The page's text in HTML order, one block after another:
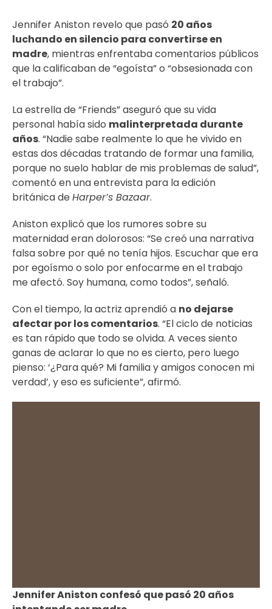
Jennifer Aniston revelo que pasó 20 años
luchando en silencio para convertirse en
madre, mientras enfrentaba comentarios públicos
que la calificaban de “egoísta” o “obsesionada con
el trabajo”.
La estrella de “Friends” aseguró que su vida
personal había sido malinterpretada durante
años. “Nadie sabe realmente lo que he vivido en
estas dos décadas tratando de formar una familia,
porque no suelo hablar de mis problemas de salud”,
comentó en una entrevista para la edición
británica de Harper’s Bazaar.
Aniston explicó que los rumores sobre su
maternidad eran dolorosos: “Se creó una narrativa
falsa sobre por qué no tenía hijos. Escuchar que era
por egoísmo o solo por enfocarme en el trabajo
me afectó. Soy humana, como todos”, señaló.
Con el tiempo, la actriz aprendió a no dejarse
afectar por los comentarios. “El ciclo de noticias
es tan rápido que todo se olvida. A veces siento
ganas de aclarar lo que no es cierto, pero luego
pienso: ‘¿Para qué? Mi familia y amigos conocen mi
verdad’, y eso es suficiente”, afirmó.
Jennifer Aniston confesó que pasó 20 años